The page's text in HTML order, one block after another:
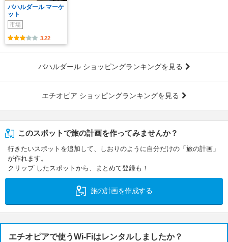
バハルダール マーケ
ット
市場
3.22
バハルダール ショッピングランキングを見る
エチオピア ショッピングランキングを見る
このスポットで旅の計画を作ってみませんか？
行きたいスポットを追加して、しおりのように自分だけの「旅の計画」
が作れます。
クリップ したスポットから、まとめて登録も！
旅の計画を作成する
エチオピアで使うWi-Fiはレンタルしましたか？